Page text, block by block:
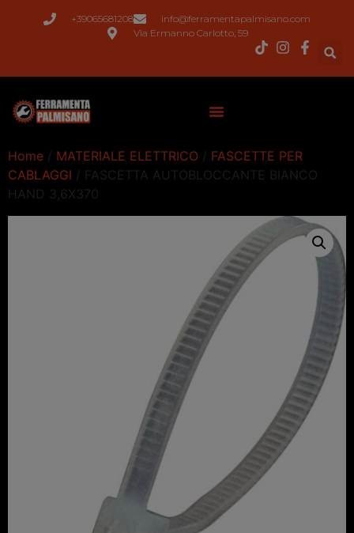
+39065681208
info@ferramentapalmisano.com
Via Ermanno Carlotto, 59
Home / MATERIALE ELETTRICO / FASCETTE PER
CABLAGGI / FASCETTA AUTOBLOCCANTE BIANCO
HAND 3,6X370